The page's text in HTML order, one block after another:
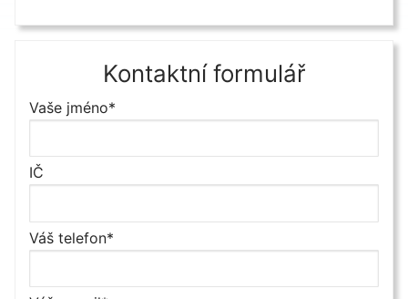
Kontaktní formulář
Vaše jméno*
IČ
Váš telefon*